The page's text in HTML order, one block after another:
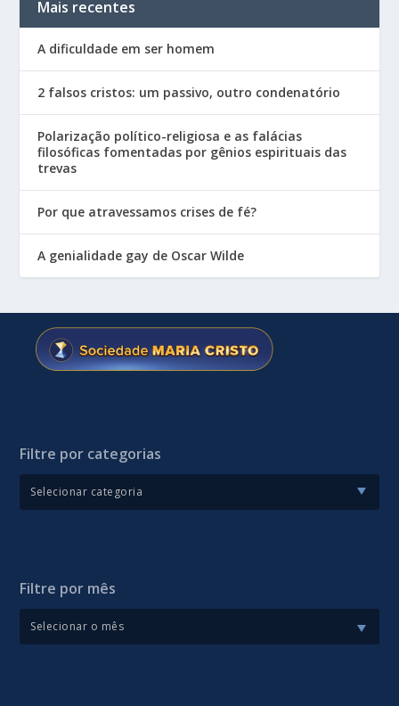
Mais recentes
A dificuldade em ser homem
2 falsos cristos: um passivo, outro condenatório
Polarização político-religiosa e as falácias
filosóficas fomentadas por gênios espirituais das
trevas
Por que atravessamos crises de fé?
A genialidade gay de Oscar Wilde
Filtre por categorias
Filtre por mês